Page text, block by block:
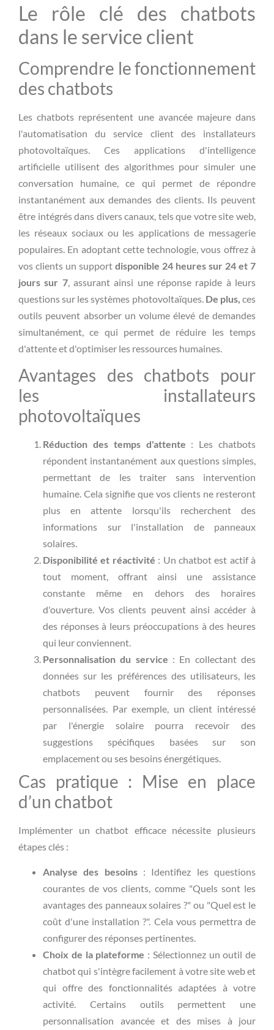
Le rôle clé des chatbots
dans le service client
Comprendre le fonctionnement
des chatbots
Les chatbots représentent une avancée majeure dans
l'automatisation du service client des installateurs
photovoltaïques. Ces applications d'intelligence
artificielle utilisent des algorithmes pour simuler une
conversation humaine, ce qui permet de répondre
instantanément aux demandes des clients. Ils peuvent
être intégrés dans divers canaux, tels que votre site web,
les réseaux sociaux ou les applications de messagerie
populaires. En adoptant cette technologie, vous offrez à
vos clients un support disponible 24 heures sur 24 et 7
jours sur 7, assurant ainsi une réponse rapide à leurs
questions sur les systèmes photovoltaïques. De plus, ces
outils peuvent absorber un volume élevé de demandes
simultanément, ce qui permet de réduire les temps
d'attente et d'optimiser les ressources humaines.
Avantages des chatbots pour
les installateurs
photovoltaïques
Réduction des temps d'attente : Les chatbots
répondent instantanément aux questions simples,
permettant de les traiter sans intervention
humaine. Cela signifie que vos clients ne resteront
plus en attente lorsqu'ils recherchent des
informations sur l'installation de panneaux
solaires.
Disponibilité et réactivité : Un chatbot est actif à
tout moment, offrant ainsi une assistance
constante même en dehors des horaires
d'ouverture. Vos clients peuvent ainsi accéder à
des réponses à leurs préoccupations à des heures
qui leur conviennent.
Personnalisation du service : En collectant des
données sur les préférences des utilisateurs, les
chatbots peuvent fournir des réponses
personnalisées. Par exemple, un client intéressé
par l'énergie solaire pourra recevoir des
suggestions spécifiques basées sur son
emplacement ou ses besoins énergétiques.
Cas pratique : Mise en place
d’un chatbot
Implémenter un chatbot efficace nécessite plusieurs
étapes clés :
Analyse des besoins: Identifiez les questions
courantes de vos clients, comme "Quels sont les
avantages des panneaux solaires ?" ou "Quel est le
coût d'une installation ?". Cela vous permettra de
configurer des réponses pertinentes.
Choix de la plateforme : Sélectionnez un outil de
chatbot qui s'intègre facilement à votre site web et
qui offre des fonctionnalités adaptées à votre
activité. Certains outils permettent une
personnalisation avancée et des mises à jour